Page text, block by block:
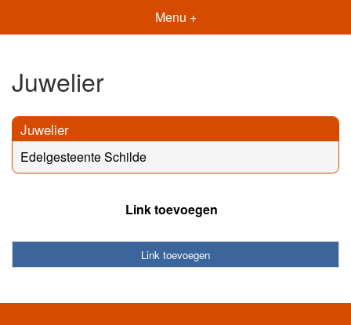
Menu +
Juwelier
Juwelier
Edelgesteente Schilde
Link toevoegen
Link toevoegen